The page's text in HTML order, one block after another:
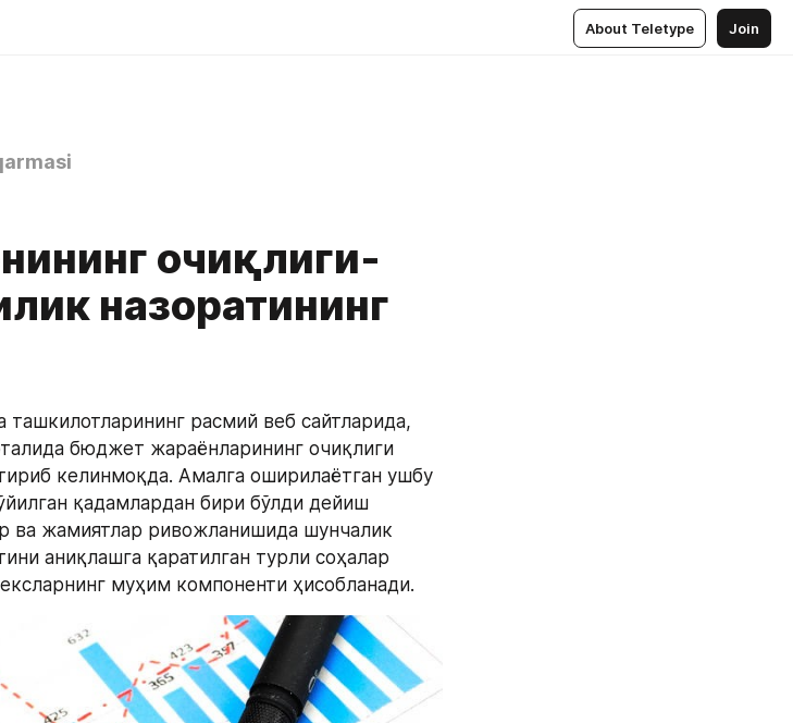
About Teletype Join
очиқлиги-
назоратининг
ташкилотларининг расмий веб сайтларида,
бюджет жараёнларининг очиқлиги
келинмоқда. Амалга оширилаётган ушбу
қадамлардан бири бўлди дейиш
ва жамиятлар ривожланишида шунчалик
аниқлашга қаратилган турли соҳалар
муҳим компоненти ҳисобланади.